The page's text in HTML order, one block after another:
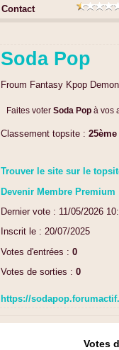
Contact
Soda Pop
Froum Fantasy Kpop
Faites voter Soda Popà vos
Classement topsite : 25ème
Trouver le site sur le
Devenir Membre Premium
Dernier vote : 11/05/2026
Inscrit le : 20/07/2025
Votes d'entrées : 0
Votes de sorties : 0
https://
Votes